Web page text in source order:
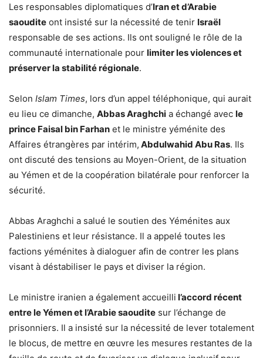
Les responsables diplomatiques d’Iran et d’Arabie
saoudite ont insisté sur la nécessité de tenir Israël
responsable de ses actions. Ils ont souligné le rôle de la
communauté internationale pour limiter les violences et
préserver la stabilité régionale.
Selon Islam Times, lors d’un appel téléphonique, qui aurait
eu lieu ce dimanche, Abbas Araghchi a échangé avec le
prince Faisal bin Farhan et le ministre yéménite des
Affaires étrangères par intérim, Abdulwahid Abu Ras. Ils
ont discuté des tensions au Moyen-Orient, de la situation
au Yémen et de la coopération bilatérale pour renforcer la
sécurité.
Abbas Araghchi a salué le soutien des Yéménites aux
Palestiniens et leur résistance. Il a appelé toutes les
factions yéménites à dialoguer afin de contrer les plans
visant à déstabiliser le pays et diviser la région.
Le ministre iranien a également accueilli l’accord récent
entre le Yémen et l’Arabie saoudite sur l’échange de
prisonniers. Il a insisté sur la nécessité de lever totalement
le blocus, de mettre en œuvre les mesures restantes de la